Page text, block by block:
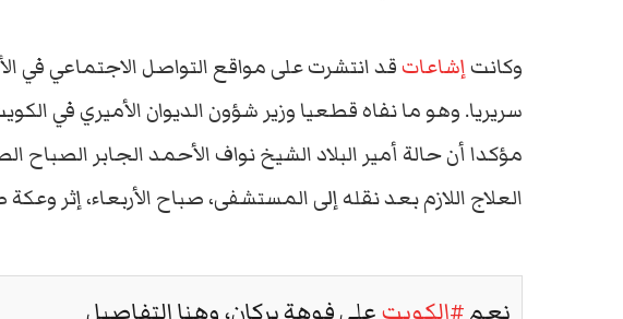
وكانتإشاعاتقد انتشرت على مواقع التواصل الاجتماعي في
سريريا. وهو ما نفاه قطعيا وزير شؤون الديوان الأميري في
مؤكدا أن حالة أمير البلاد الشيخ نواف الأحمد الجابر الصباح
العلاج اللازم بعد نقله إلى المستشفى، صباح الأربعاء، إثر